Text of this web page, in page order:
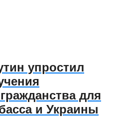
упростил
для
и Украины